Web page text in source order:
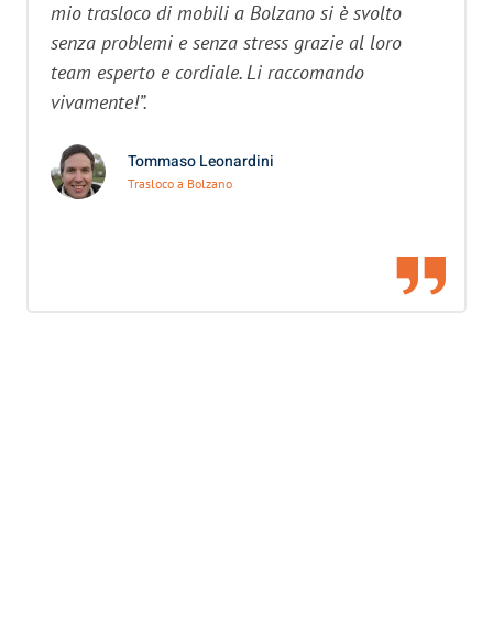
mio trasloco di mobili a Bolzano si è svolto
senza problemi e senza stress grazie al loro
team esperto e cordiale. Li raccomando
vivamente!”.
Tommaso Leonardini
Trasloco a Bolzano